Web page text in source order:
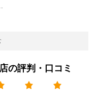
の評判・口コミ